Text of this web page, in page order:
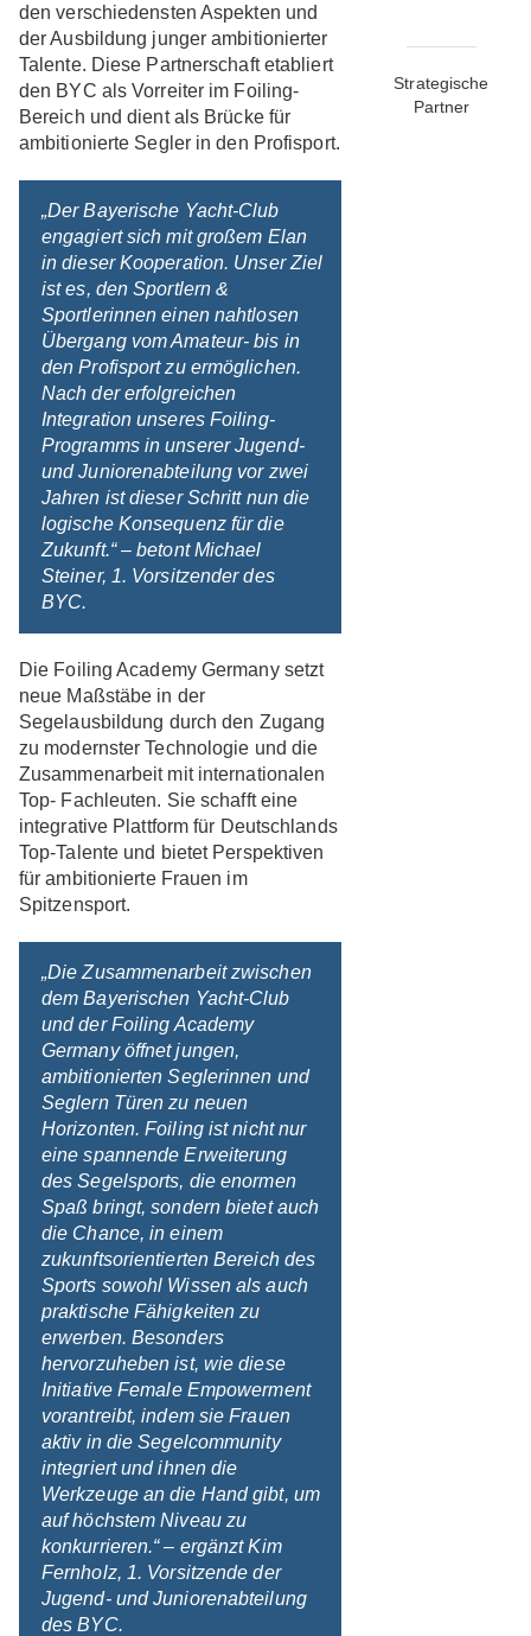
den verschiedensten Aspekten und
der Ausbildung junger ambitionierter
Talente. Diese Partnerschaft etabliert
den BYC als Vorreiter im Foiling-
Bereich und dient als Brücke für
ambitionierte Segler in den Profisport.
„Der Bayerische Yacht-Club
engagiert sich mit großem Elan
in dieser Kooperation. Unser Ziel
ist es, den Sportlern &
Sportlerinnen einen nahtlosen
Übergang vom Amateur- bis in
den Profisport zu ermöglichen.
Nach der erfolgreichen
Integration unseres Foiling-
Programms in unserer Jugend-
und Juniorenabteilung vor zwei
Jahren ist dieser Schritt nun die
logische Konsequenz für die
Zukunft.“ – betont Michael
Steiner, 1. Vorsitzender des
BYC.
Die Foiling Academy Germany setzt
neue Maßstäbe in der
Segelausbildung durch den Zugang
zu modernster Technologie und die
Zusammenarbeit mit internationalen
Top- Fachleuten. Sie schafft eine
integrative Plattform für Deutschlands
Top-Talente und bietet Perspektiven
für ambitionierte Frauen im
Spitzensport.
„Die Zusammenarbeit zwischen
dem Bayerischen Yacht-Club
und der Foiling Academy
Germany öffnet jungen,
ambitionierten Seglerinnen und
Seglern Türen zu neuen
Horizonten. Foiling ist nicht nur
eine spannende Erweiterung
des Segelsports, die enormen
Spaß bringt, sondern bietet auch
die Chance, in einem
zukunftsorientierten Bereich des
Sports sowohl Wissen als auch
praktische Fähigkeiten zu
erwerben. Besonders
hervorzuheben ist, wie diese
Initiative Female Empowerment
vorantreibt, indem sie Frauen
aktiv in die Segelcommunity
integriert und ihnen die
Werkzeuge an die Hand gibt, um
auf höchstem Niveau zu
konkurrieren.“ – ergänzt Kim
Fernholz, 1. Vorsitzende der
Jugend- und Juniorenabteilung
des BYC.
Strategische
Partner